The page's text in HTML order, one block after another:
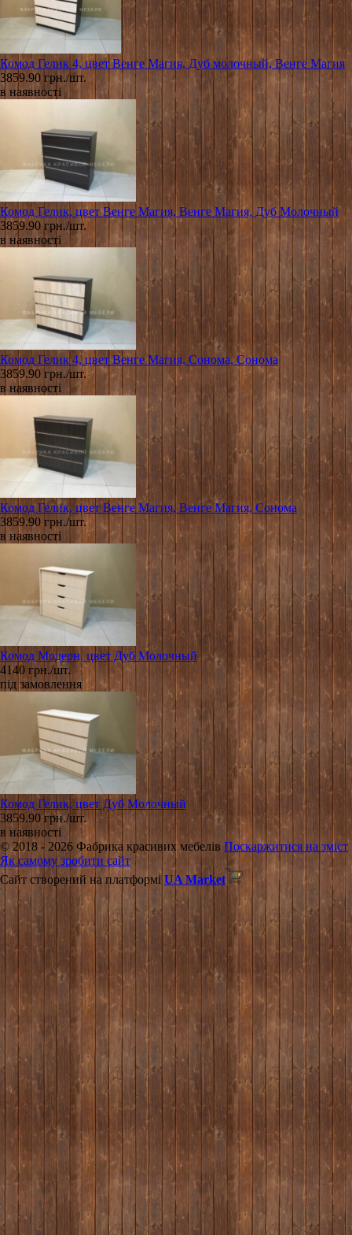
Комод Гелик 4, цвет Венге Магия, Дуб молочный, Венге Магия
3859.90 грн./шт.
в наявності
Комод Гелик, цвет Венге Магия, Венге Магия, Дуб Молочный
3859.90 грн./шт.
в наявності
Комод Гелик 4, цвет Венге Магия, Сонома, Сонома
3859.90 грн./шт.
в наявності
Комод Гелик, цвет Венге Магия, Венге Магия, Сонома
3859.90 грн./шт.
в наявності
Комод Модерн, цвет Дуб Молочный
4140 грн./шт.
під замовлення
Комод Гелик, цвет Дуб Молочный
3859.90 грн./шт.
в наявності
© 2018 - 2026 Фабрика красивих мебелів Поскаржитися на зміст
Як самому зробити сайт
Сайт створений на платформіUA Market